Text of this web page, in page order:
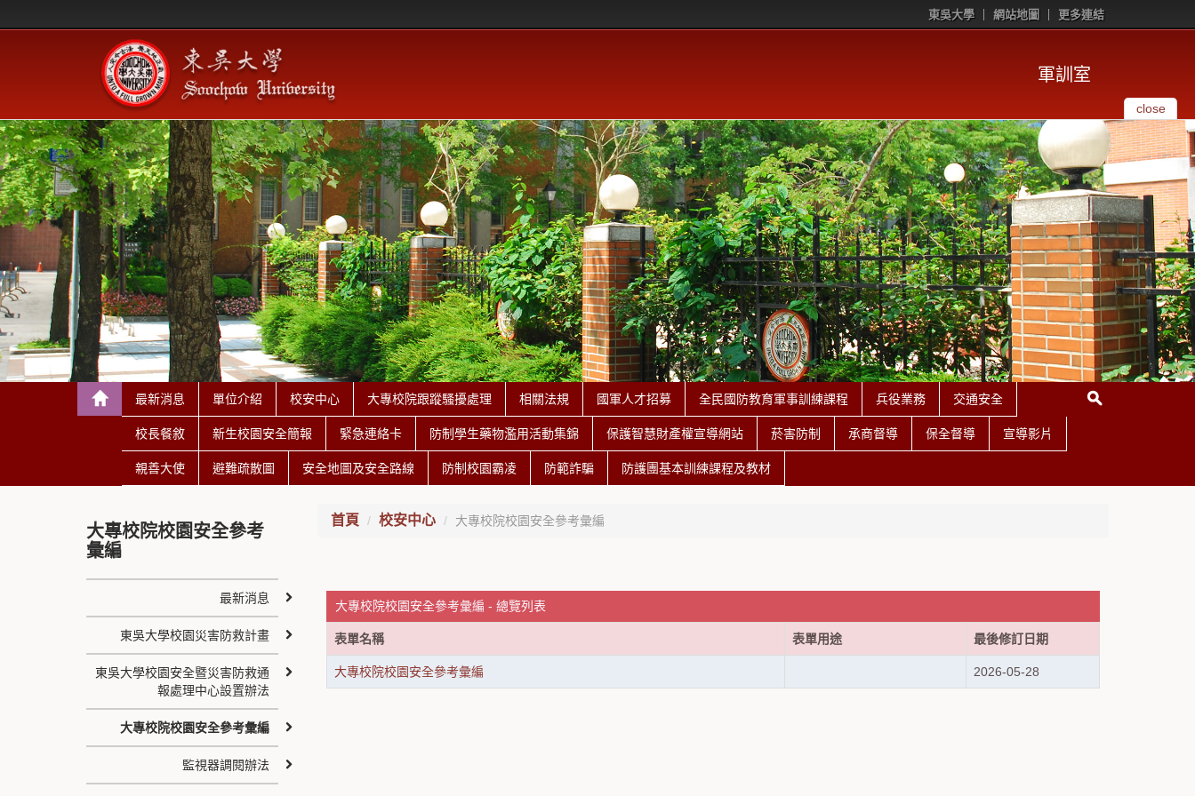
東吳大學 網站地圖 更多連結
軍訓室
close
最新消息 單位介紹 校安中心 大專校院跟蹤騷擾處理 相關法規 國軍人才招募 全民國防教育軍事訓練課程 兵役業務 交通安全
校長餐敘 新生校園安全簡報 緊急連絡卡 防制學生藥物濫用活動集錦 保護智慧財產權宣導網站 菸害防制 承商督導 保全督導 宣導影片
親善大使 避難疏散圖 安全地圖及安全路線 防制校園霸凌 防範詐騙 防護團基本訓練課程及教材
首頁 校安中心 大專校院校園安全參考彙編
大專校院校園安全參考彙編 - 總覽列表
表單名稱 表單用途 最後修訂日期
大專校院校園安全參考彙編 2026-05-28
大專校院校園安全參考
彙編
最新消息
東吳大學校園災害防救計畫
東吳大學校園安全暨災害防救通
報處理中心設置辦法
大專校院校園安全參考彙編
監視器調閱辦法